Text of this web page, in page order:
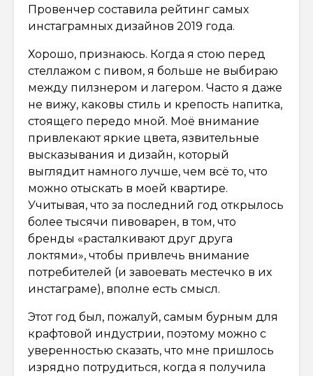
Провенчер составила рейтинг самых
инстаграмных дизайнов 2019 года.
Хорошо, признаюсь. Когда я стою перед
стеллажом с пивом, я больше не выбираю
между пилзнером и лагером. Часто я даже
не вижу, каковы стиль и крепость напитка,
стоящего передо мной. Моё внимание
привлекают яркие цвета, язвительные
высказывания и дизайн, который
выглядит намного лучше, чем всё то, что
можно отыскать в моей квартире.
Учитывая, что за последний год открылось
более тысячи пивоварен, в том, что
бренды «расталкивают друг друга
локтями», чтобы привлечь внимание
потребителей (и завоевать местечко в их
инстаграме), вполне есть смысл.
Этот год был, пожалуй, самым бурным для
крафтовой индустрии, поэтому можно с
уверенностью сказать, что мне пришлось
изрядно потрудиться, когда я получила